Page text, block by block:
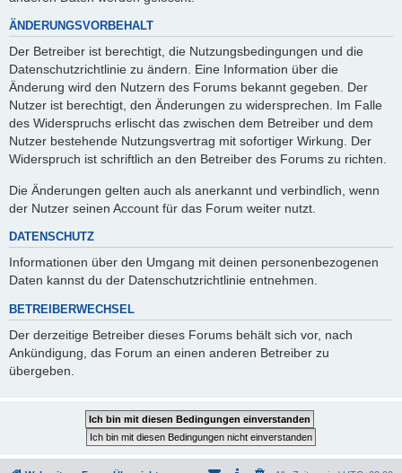
ÄNDERUNGSVORBEHALT
Der Betreiber ist berechtigt, die Nutzungsbedingungen und die
Datenschutzrichtlinie zu ändern. Eine Information über die
Änderung wird den Nutzern des Forums bekannt gegeben. Der
Nutzer ist berechtigt, den Änderungen zu widersprechen. Im Falle
des Widerspruchs erlischt das zwischen dem Betreiber und dem
Nutzer bestehende Nutzungsvertrag mit sofortiger Wirkung. Der
Widerspruch ist schriftlich an den Betreiber des Forums zu richten.
Die Änderungen gelten auch als anerkannt und verbindlich, wenn
der Nutzer seinen Account für das Forum weiter nutzt.
DATENSCHUTZ
Informationen über den Umgang mit deinen personenbezogenen
Daten kannst du der Datenschutzrichtlinie entnehmen.
BETREIBERWECHSEL
Der derzeitige Betreiber dieses Forums behält sich vor, nach
Ankündigung, das Forum an einen anderen Betreiber zu
übergeben.